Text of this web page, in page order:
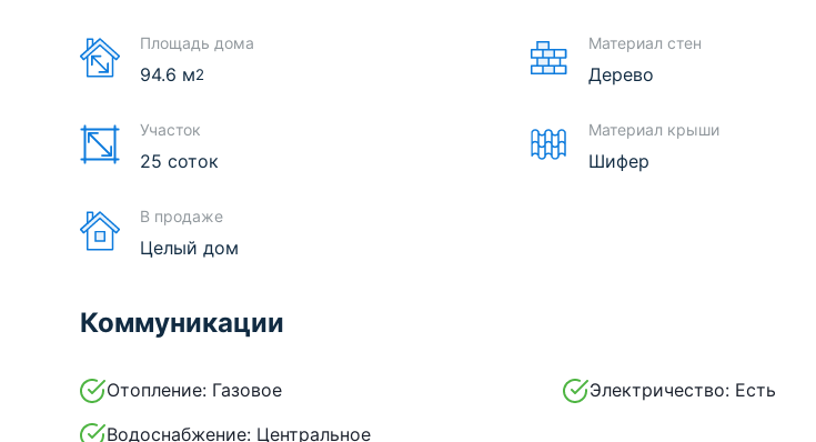
Площадь дома
94.6 м2
Участок
25 соток
В продаже
Целый дом
Материал стен
Дерево
Материал крыши
Шифер
Коммуникации
Отопление: Газовое
Водоснабжение: Центральное
Электричество: Есть